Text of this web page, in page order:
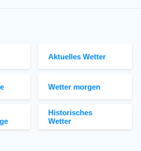
Aktuelles Wetter
Wetter morgen
Historisches
Wetter